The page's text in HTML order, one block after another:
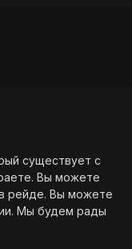
существует с
Вы можете
в рейде. Вы можете
. Мы будем рады